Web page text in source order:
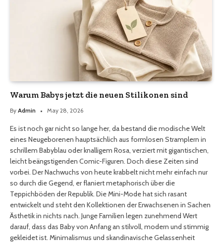
Warum Babys jetzt die neuen Stilikonen sind
By Admin May 28, 2026
Es ist noch gar nicht so lange her, da bestand die modische Welt
eines Neugeborenen hauptsächlich aus formlosen Stramplern in
schrillem Babyblau oder knalligem Rosa, verziert mit gigantischen,
leicht beängstigenden Comic-Figuren. Doch diese Zeiten sind
vorbei. Der Nachwuchs von heute krabbelt nicht mehr einfach nur
so durch die Gegend, er flaniert metaphorisch über die
Teppichböden der Republik. Die Mini-Mode hat sich rasant
entwickelt und steht den Kollektionen der Erwachsenen in Sachen
Ästhetik in nichts nach. Junge Familien legen zunehmend Wert
darauf, dass das Baby von Anfang an stilvoll, modern und stimmig
gekleidet ist. Minimalismus und skandinavische Gelassenheit